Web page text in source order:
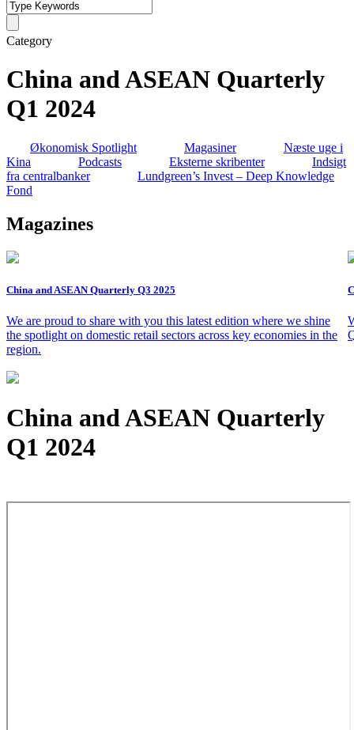
Category
China and ASEAN Quarterly
Q1 2024
Økonomisk Spotlight Magasiner
Næste uge i
Kina
Podcasts Eksterne skribenter
Indsigt
fra centralbanker
Lundgreen’s Invest – Deep Knowledge
Fond
Magazines
China and ASEAN Quarterly Q3 2025
We are proud to share with you this latest edition where we shine
the spotlight on domestic retail sectors across key economies in the
region.
China and ASEAN Quarterly
Q1 2024